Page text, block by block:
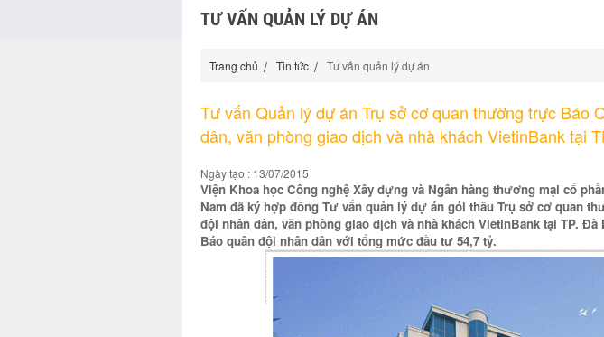
TƯ VẤN QUẢN LÝ DỰ ÁN
Trang chủ Tin tức Tư vấn quản lý dự án
Tư vấn Quản lý dự án Trụ sở cơ quan thường trực Báo
dân, văn phòng giao dịch và nhà khách VietinBank tại
Ngày tạo : 13/07/2015
Viện Khoa học Công nghệ Xây dựng và Ngân hàng thương mại cổ
Nam đã ký hợp đồng Tư vấn quản lý dự án gói thầu Trụ sở cơ quan
đội nhân dân, văn phòng giao dịch và nhà khách VietinBank tại TP.
Báo quân đội nhân dân với tổng mức đầu tư 54,7 tỷ.